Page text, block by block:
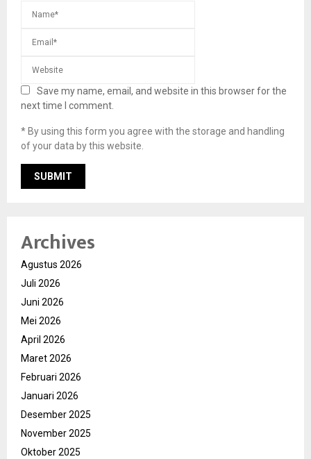
Save my name, email, and website in this browser for the
next time I comment.
* By using this form you agree with the storage and handling
of your data by this website.
Archives
Agustus 2026
Juli 2026
Juni 2026
Mei 2026
April 2026
Maret 2026
Februari 2026
Januari 2026
Desember 2025
November 2025
Oktober 2025